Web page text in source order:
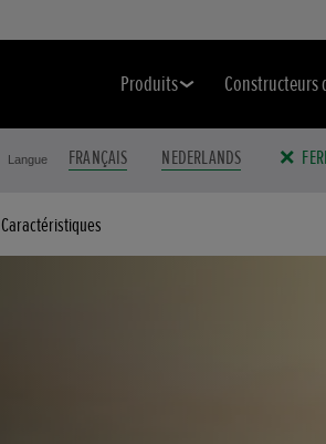
Produits
Langue FRANÇAIS NEDERLANDS
Caractéristiques